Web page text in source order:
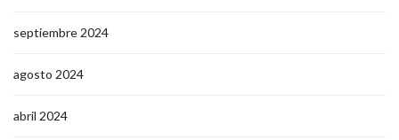
septiembre 2024
agosto 2024
abril 2024